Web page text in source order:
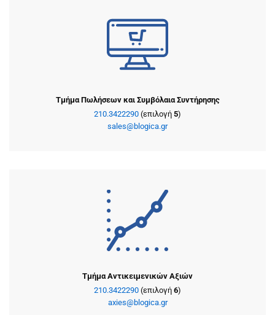
Τμήμα Πωλήσεων και Συμβόλαια Συντήρησης
210.3422290 (επιλογή 5)
sales@blogica.gr
Τμήμα Αντικειμενικών Αξιών
210.3422290 (επιλογή 6)
axies@blogica.gr